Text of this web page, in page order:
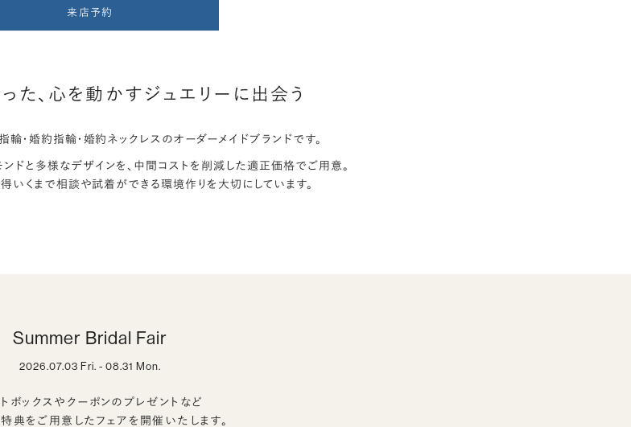
来店予約
た、 心を動かすジュエリーに出会う
輪・婚約指輪・婚約ネックレスのオーダーメイドブランドです。
ドと多様なデザインを、中間コストを削減した適正価格でご用意。
いくまで相談や試着ができる環境作りを大切にしています。
Summer Bridal Fair
2026.07.03 Fri. - 08.31 Mon.
ボックスやクーポンのプレゼントなど
典をご用意したフェアを開催いたします。